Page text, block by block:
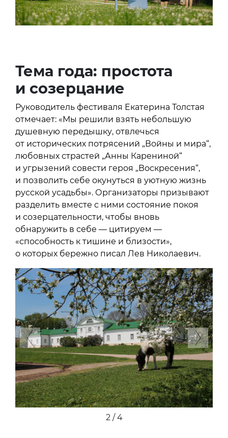
Тема года: простота
и созерцание
Руководитель фестиваля Екатерина Толстая
отмечает: «Мы решили взять небольшую
душевную передышку, отвлечься
от исторических потрясений „Войны и мира“,
любовных страстей „Анны Карениной“
и угрызений совести героя „Воскресения“,
и позволить себе окунуться в уютную жизнь
русской усадьбы». Организаторы призывают
разделить вместе с ними состояние покоя
и созерцательности, чтобы вновь
обнаружить в себе — цитируем —
«способность к тишине и близости»,
о которых бережно писал Лев Николаевич.
Previous Next
2 / 4